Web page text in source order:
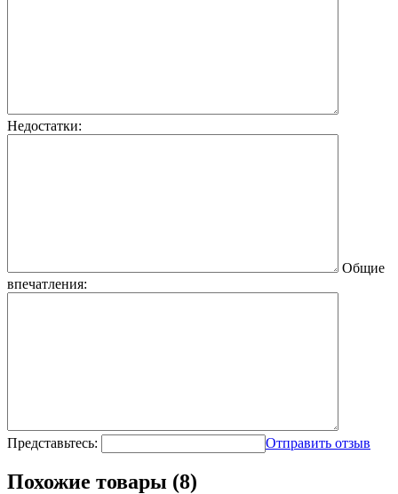
Недостатки:
Общие
впечатления:
Представьтесь: Отправить отзыв
Похожие товары (8)